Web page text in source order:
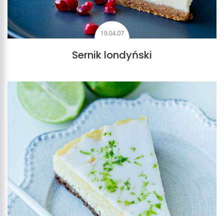
19.04.07
Sernik londyński